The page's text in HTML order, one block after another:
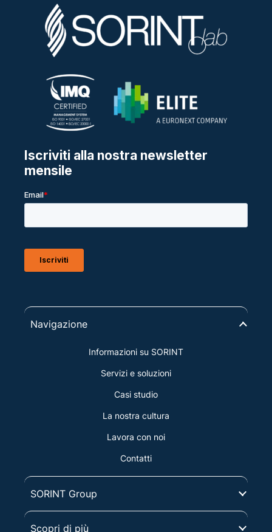
Navigazione
Informazioni su SORINT
Servizi e soluzioni
Casi studio
La nostra cultura
Lavora con noi
Contatti
SORINT Group
Scopri di più